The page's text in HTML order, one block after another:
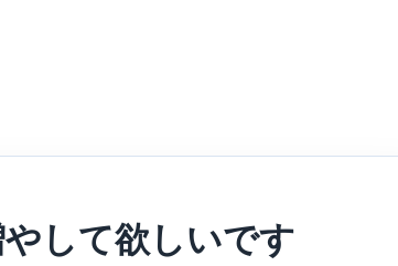
やして欲しいです